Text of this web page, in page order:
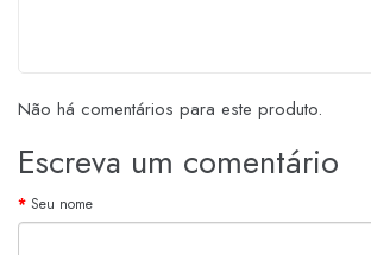
Não há comentários para este produto.
Escreva um comentário
Seu nome